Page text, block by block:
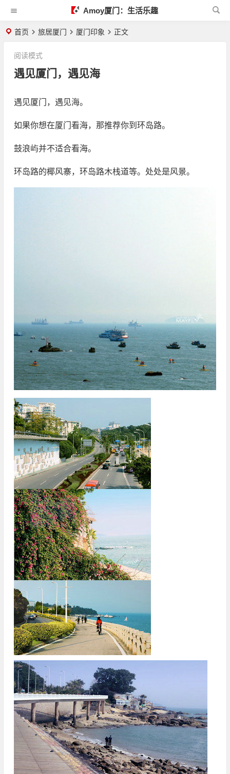
Amoy厦门：生活乐趣
首页 旅居厦门 厦门印象 正文
遇见厦门，遇见海
阅读模式
遇见厦门，遇见海。
如果你想在厦门看海，那推荐你到环岛路。
鼓浪屿并不适合看海。
环岛路的椰风寨，环岛路木栈道等。处处是风景。